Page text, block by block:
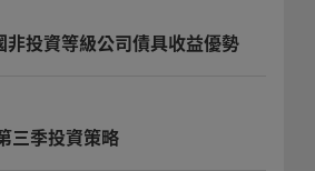
非投資等級公司債具收益優勢
三季投資策略